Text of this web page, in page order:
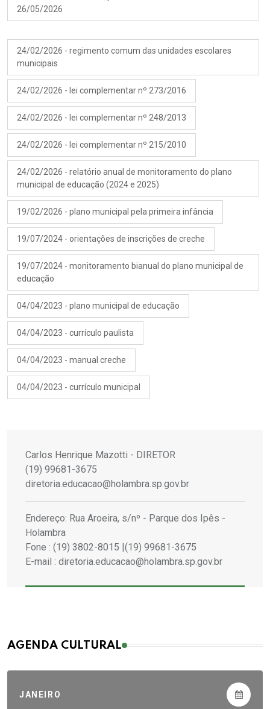
26/05/2026
24/02/2026 - regimento comum das unidades escolares
municipais
24/02/2026 - lei complementar nº 273/2016
24/02/2026 - lei complementar nº 248/2013
24/02/2026 - lei complementar nº 215/2010
24/02/2026 - relatório anual de monitoramento do plano
municipal de educação (2024 e 2025)
19/02/2026 - plano municipal pela primeira infância
19/07/2024 - orientações de inscrições de creche
19/07/2024 - monitoramento bianual do plano municipal de
educação
04/04/2023 - plano municipal de educação
04/04/2023 - currículo paulista
04/04/2023 - manual creche
04/04/2023 - currículo municipal
Carlos Henrique Mazotti - DIRETOR
(19) 99681-3675
diretoria.educacao@holambra.sp.gov.br
Endereço: Rua Aroeira, s/nº - Parque dos Ipês -
Holambra
Fone : (19) 3802-8015 |(19) 99681-3675
E-mail : diretoria.educacao@holambra.sp.gov.br
AGENDA CULTURAL
JANEIRO